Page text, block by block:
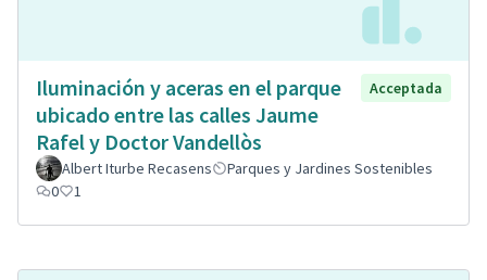
Iluminación y aceras en el parque
ubicado entre las calles Jaume
Rafel y Doctor Vandellòs
Acceptada
Albert Iturbe Recasens
Parques y Jardines Sostenibles
0
1